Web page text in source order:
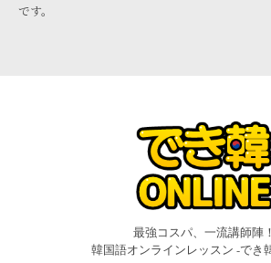
です。
最強コスパ、一流講師陣！
韓国語オンラインレッスン -でき